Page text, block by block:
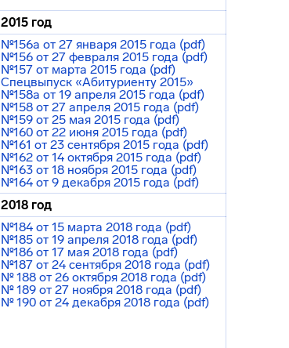
2015 год
№156a от 27 января 2015 года (pdf)
№156 от 27 февраля 2015 года (pdf)
№157 от марта 2015 года (pdf)
Спецвыпуск «Абитуриенту 2015»
№158a от 19 апреля 2015 года (pdf)
№158 от 27 апреля 2015 года (pdf)
№159 от 25 мая 2015 года (pdf)
№160 от 22 июня 2015 года (pdf)
№161 от 23 сентября 2015 года (pdf)
№162 от 14 октября 2015 года (pdf)
№163 от 18 ноября 2015 года (pdf)
№164 от 9 декабря 2015 года (pdf)
2018 год
№184 от 15 марта 2018 года (pdf)
№185 от 19 апреля 2018 года (pdf)
№186 от 17 мая 2018 года (pdf)
№187 от 24 сентября 2018 года (pdf)
№ 188 от 26 октября 2018 года (pdf)
№ 189 от 27 ноября 2018 года (pdf)
№ 190 от 24 декабря 2018 года (pdf)